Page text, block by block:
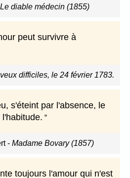
Le diable médecin (1855)
peut survivre à
difficiles, le 24 février 1783.
s'éteint par l'absence, le
- Madame Bovary (1857)
toujours l'amour qui n'est